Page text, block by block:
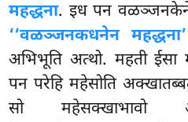
महद्धना. इध पन
‘‘वळञ्जनकधनेन
अभिभूति अत्थो. महती ईसा
पन परेहि महेसोति
सो महेसक्खाभावो